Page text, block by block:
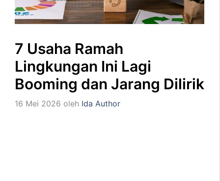
7 Usaha Ramah
Lingkungan Ini Lagi
Booming dan Jarang Dilirik
16 Mei 2026 oleh Ida Author